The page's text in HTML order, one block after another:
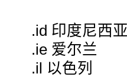
.id 印度尼西亚
.ie 爱尔兰
.il 以色列